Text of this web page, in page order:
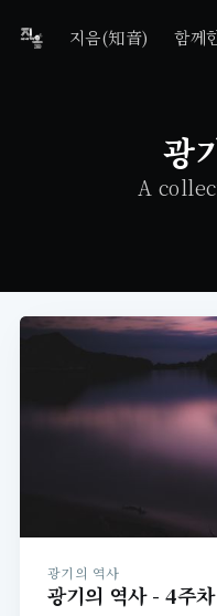
지음(知音) 함께
광
A
광기의 역사
광기의 역사 - 4주차